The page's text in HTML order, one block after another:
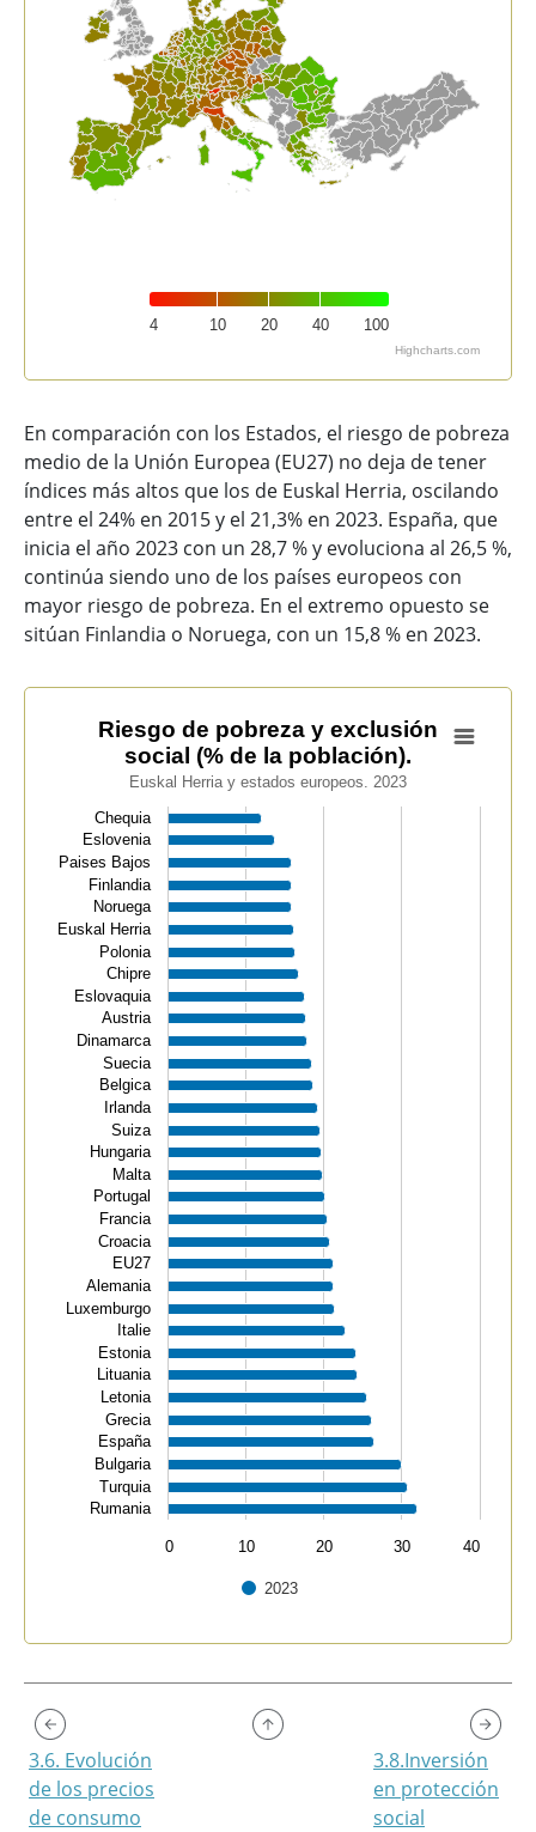
4 10 20 40 100
Highcharts.com
En comparación con los Estados, el riesgo de pobreza
medio de la Unión Europea (EU27) no deja de tener
índices más altos que los de Euskal Herria, oscilando
entre el 24% en 2015 y el 21,3% en 2023. España, que
inicia el año 2023 con un 28,7 % y evoluciona al 26,5 %,
continúa siendo uno de los países europeos con
mayor riesgo de pobreza. En el extremo opuesto se
sitúan Finlandia o Noruega, con un 15,8 % en 2023.
Riesgo de pobreza y exclusión social (% de la
Bar chart with 32 bars.
Euskal Herria y estados europeos. 2023
View as data table, Riesgo de pobreza y exclusión
The chart has 1 X axis displaying categories.
The chart has 1 Y axis displaying values. Data ranges
Riesgo de pobreza y exclusión
social (% de la población).
Euskal Herria y estados europeos. 2023
2023
Chequia
Eslovenia
Paises Bajos
Finlandia
Noruega
Euskal Herria
Polonia
Chipre
Eslovaquia
Austria
Dinamarca
Suecia
Belgica
Irlanda
Suiza
Hungaria
Malta
Portugal
Francia
Croacia
EU27
Alemania
Luxemburgo
Italie
Estonia
Lituania
Letonia
Grecia
España
Bulgaria
Turquia
Rumania
0 10 20 30 40
3.6. Evolución
de los precios
de consumo
3.8.Inversión
en protección
social